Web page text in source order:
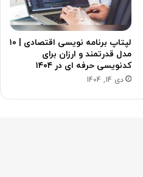
لپتاپ برنامه نویسی اقتصادی | ۱۰
مدل قدرتمند و ارزان برای
کدنویسی حرفه ای در ۱۴۰۴
دی 14, 1404